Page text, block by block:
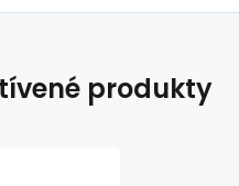
produkty